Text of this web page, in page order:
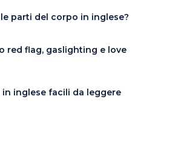
parti del corpo in inglese?
red flag, gaslighting e love
in inglese facili da leggere